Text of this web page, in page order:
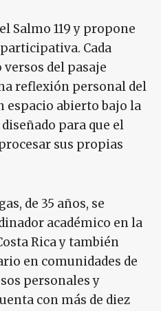
Salmo 119 y propone
Cada
del pasaje
reflexión personal del
espacio abierto bajo la
para que el
sus propias
de 35 años, se
académico en la
Rica y también
en comunidades de
personales y
con más de diez